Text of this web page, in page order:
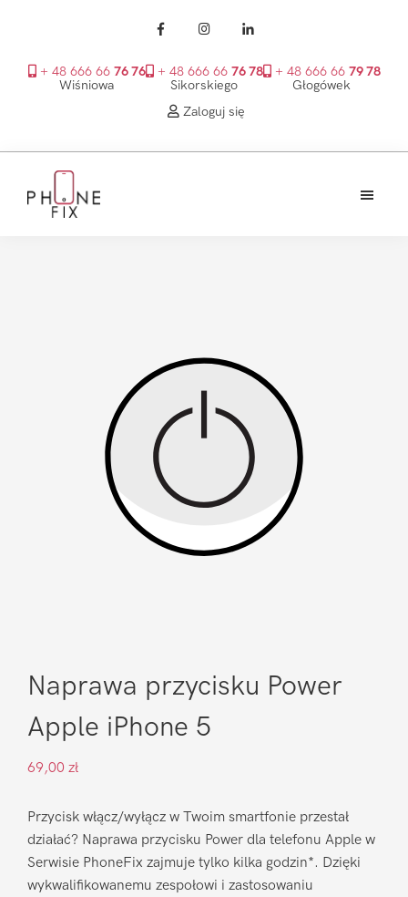
+ 48 666 66 76 76
Wiśniowa
+ 48 666 66 76 78
Sikorskiego
+ 48 666 66 79 78
Głogówek
Zaloguj się
głównego
Naprawa przycisku Power
Apple iPhone 5
69,00 zł
Przycisk włącz/wyłącz w Twoim smartfonie przestał
działać? Naprawa przycisku Power dla telefonu Apple w
Serwisie PhoneFix zajmuje tylko kilka godzin*. Dzięki
wykwalifikowanemu zespołowi i zastosowaniu